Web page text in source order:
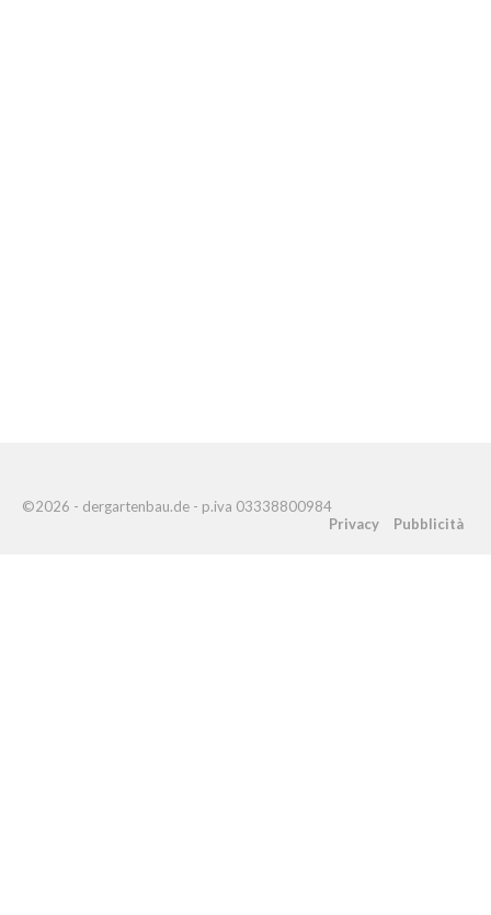
©2026 - dergartenbau.de - p.iva 03338800984
Privacy
Pubblicità